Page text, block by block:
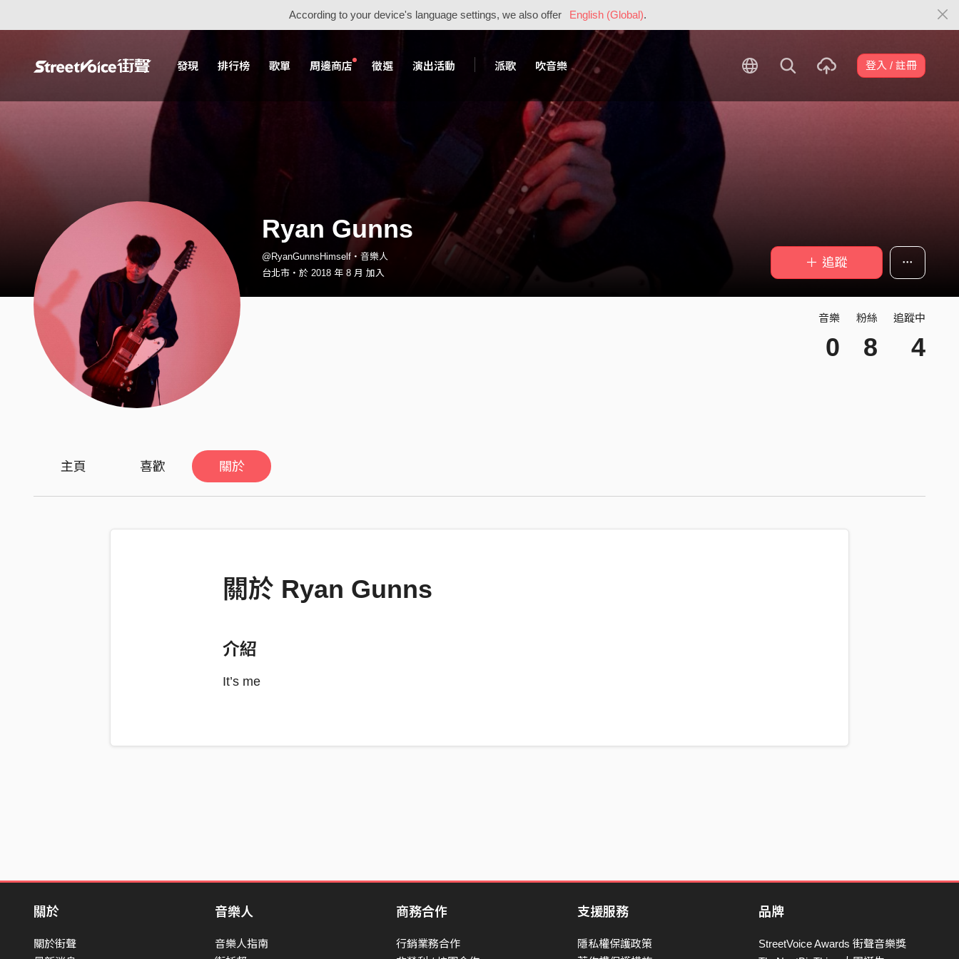
According to your device's language settings, we also offer English (Global).
發現 排行榜 歌單 周邊商店 徵選 演出活動 派歌 吹音樂 登入 / 註冊
Ryan Gunns
@RyanGunnsHimself・音樂人
台北市・於 2018 年 8 月 加入
＋ 追蹤
音樂
0
粉絲
8
追蹤中
4
主頁 喜歡 關於
關於 Ryan Gunns
介紹
It’s me
關於
關於街聲
音樂人
音樂人指南
商務合作
行銷業務合作
支援服務
隱私權保護政策
品牌
StreetVoice Awards 街聲音樂獎